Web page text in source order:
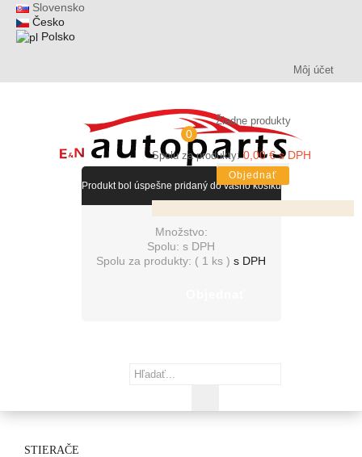
Slovensko
Česko
Polsko
Môj účet
0
Žiadne produkty
Spolu za produkty:0,00 € s DPH
Objednať
Produkt bol úspešne pridaný do vášho košíku
Množstvo:
Spolu: s DPH
Spolu za produkty: ( 1 ks ) s DPH
STIERAČE